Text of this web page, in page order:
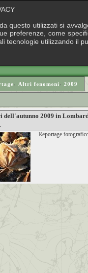
› Altri fenomeni› 2009
dell'autunno 2009 in
Reportage
questo utilizzati si
preferenze, come
tecnologie utilizzando il